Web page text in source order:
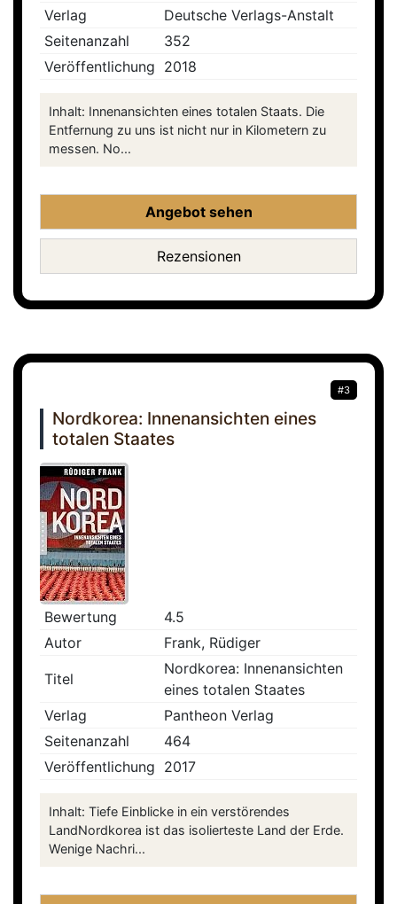
Verlag
Deutsche Verlags-Anstalt
Seitenanzahl
352
Veröffentlichung 2018
Inhalt: Innenansichten eines totalen Staats. Die
Entfernung zu uns ist nicht nur in Kilometern zu
messen. No...
Angebot sehen
Rezensionen
#3
Nordkorea: Innenansichten eines
totalen Staates
Bewertung
4.5
Autor
Frank, Rüdiger
Titel
Nordkorea: Innenansichten
eines totalen Staates
Verlag
Pantheon Verlag
Seitenanzahl
464
Veröffentlichung 2017
Inhalt: Tiefe Einblicke in ein verstörendes
LandNordkorea ist das isolierteste Land der Erde.
Wenige Nachri...